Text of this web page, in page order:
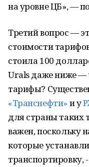
на уровне ЦБ», —
Третий вопрос —
стоимости
стоила 100
Urals даже ниже —
тарифы?
«Транснефти» и у
для страны таких
важен, поскольку
которые
транспортировку,